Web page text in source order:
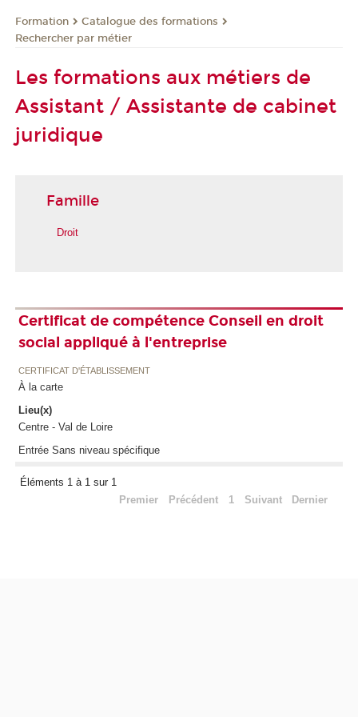
Formation
Catalogue des formations
Rechercher par métier
Les formations aux métiers de
Assistant / Assistante de cabinet
juridique
Famille
Droit
Certificat de compétence Conseil en droit
social appliqué à l'entreprise
CERTIFICAT D'ÉTABLISSEMENT
À la carte
Lieu(x)
Centre - Val de Loire
Entrée Sans niveau spécifique
Éléments 1 à 1 sur 1
Premier
Précédent 1 Suivant Dernier